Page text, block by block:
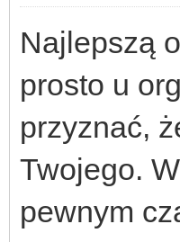
Najlepszą
prosto u
przyznać,
Twojego.
pewnym